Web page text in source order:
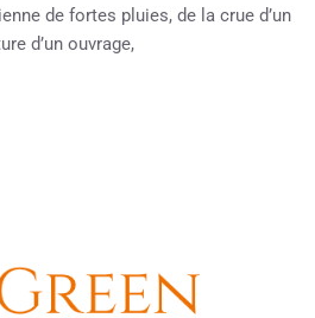
de fortes pluies, de la crue d’un
d’un ouvrage,